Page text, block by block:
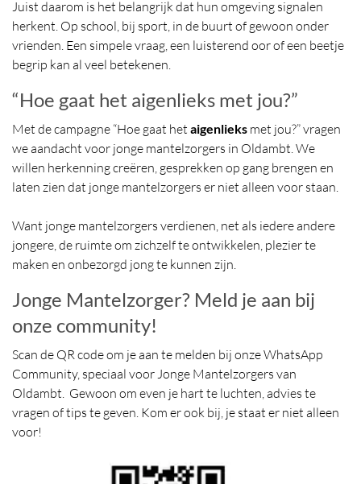
Juist daarom is het belangrijk dat hun omgeving signalen
herkent. Op school, bij sport, in de buurt of gewoon onder
vrienden. Een simpele vraag, een luisterend oor of een beetje
begrip kan al veel betekenen.
“Hoe gaat het aigenlieks met jou?”
Met de campagne “Hoe gaat het aigenlieks met jou?” vragen
we aandacht voor jonge mantelzorgers in Oldambt. We
willen herkenning creëren, gesprekken op gang brengen en
laten zien dat jonge mantelzorgers er niet alleen voor staan.
Want jonge mantelzorgers verdienen, net als iedere andere
jongere, de ruimte om zichzelf te ontwikkelen, plezier te
maken en onbezorgd jong te kunnen zijn.
Jonge Mantelzorger? Meld je aan bij
onze community!
Scan de QR code om je aan te melden bij onze WhatsApp
Community, speciaal voor Jonge Mantelzorgers van
Oldambt. Gewoon om even je hart te luchten, advies te
vragen of tips te geven. Kom er ook bij, je staat er niet alleen
voor!